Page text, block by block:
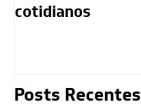
cotidianos
Posts Recentes